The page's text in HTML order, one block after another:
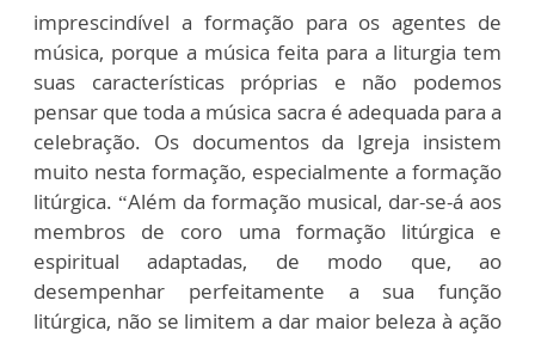
imprescindível a formação para os agentes de
música, porque a música feita para a liturgia tem
suas características próprias e não podemos
pensar que toda a música sacra é adequada para a
celebração. Os documentos da Igreja insistem
muito nesta formação, especialmente a formação
litúrgica. “Além da formação musical, dar-se-á aos
membros de coro uma formação litúrgica e
espiritual adaptadas, de modo que, ao
desempenhar perfeitamente a sua função
litúrgica, não se limitem a dar maior beleza à ação